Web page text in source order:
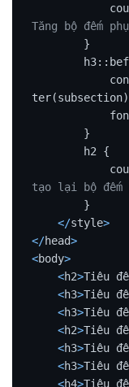
Tăng bộ đếm
tạo lại bộ
</style>
</head>
<body>
<h2>Tiêu
<h3>Tiêu
<h3>Tiêu
<h2>Tiêu
<h3>Tiêu
<h3>Tiêu
<h4>Tiêu